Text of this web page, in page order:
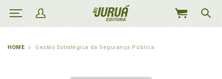
MEU
HOME Gestão Estratégica da Segurança Pública